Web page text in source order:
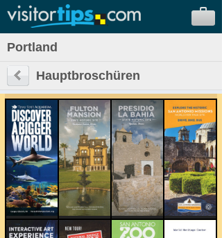
Portland
Hauptbroschüren